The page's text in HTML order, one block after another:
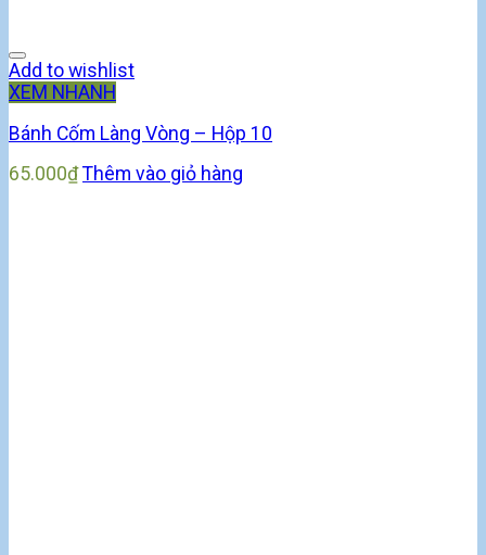
Add to wishlist
XEM NHANH
Bánh Cốm Làng Vòng – Hộp 10
65.000₫ Thêm vào giỏ hàng